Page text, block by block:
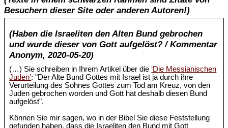
Besuchern dieser Site oder anderen Autoren!)
(Haben die Israeliten den Alten Bund gebrochen
und wurde dieser von Gott aufgelöst? / Kommentar
Anonym, 2020-05-20)
(…) Sie schreiben in Ihrem Artikel über die ‘Die Messianischen
Juden’: "Der Alte Bund Gottes mit Israel ist ja durch ihre
Verurteilung des Sohnes Gottes zum Tod am Kreuz, von den
Juden gebrochen worden und Gott hat deshalb diesen Bund
aufgelöst".
Können Sie mir sagen, wo in der Bibel Sie diese Feststellung
gefunden haben, dass die Israeliten den Bund mit Gott